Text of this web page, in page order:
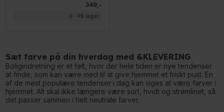
349,-
På lager
Sæt farve på din hverdag med &KLEVERING
Boligindretning er et felt, hvor der hele tiden er nye tendenser
at finde, som kan være med til at give hjemmet et friskt pust. En
af de mest populære tendenser i dag kan siges at være farver i
hjemmet. Alt skal ikke længere være sort, hvidt og strømlinet, så
det passer sammen i helt neutrale farver.